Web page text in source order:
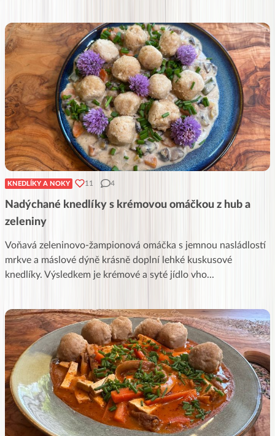
KNEDLÍKY A NOKY 11 4
Nadýchané knedlíky s krémovou omáčkou z hub a
zeleniny
Voňavá zeleninovo-žampionová omáčka s jemnou nasládlostí
mrkve a máslové dýně krásně doplní lehké kuskusové
knedlíky. Výsledkem je krémové a syté jídlo vho...